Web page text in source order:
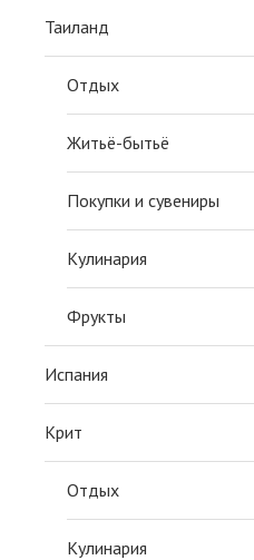
Таиланд
Отдых
Житьё-бытьё
Покупки и сувениры
Кулинария
Фрукты
Испания
Крит
Отдых
Кулинария